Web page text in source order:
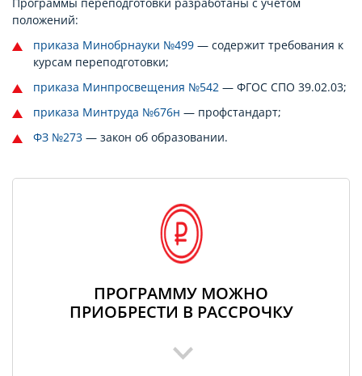
положений:
приказа Минобрнауки №499 — содержит требования к
курсам переподготовки;
приказа Минпросвещения №542 — ФГОС СПО 39.02.03;
приказа Минтруда №676н — профстандарт;
ФЗ №273 — закон об образовании.
ПРОГРАММУ МОЖНО
ПРИОБРЕСТИ В РАССРОЧКУ